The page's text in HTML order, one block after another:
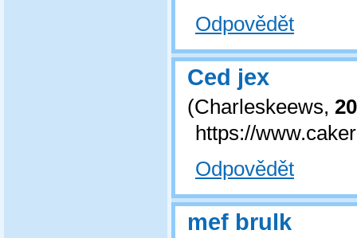
Odpovědět
Ced jex
(Charleskeews,
https://
Odpovědět
mef brulk